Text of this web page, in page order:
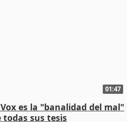
01:47
es la "banalidad del mal"
todas sus tesis